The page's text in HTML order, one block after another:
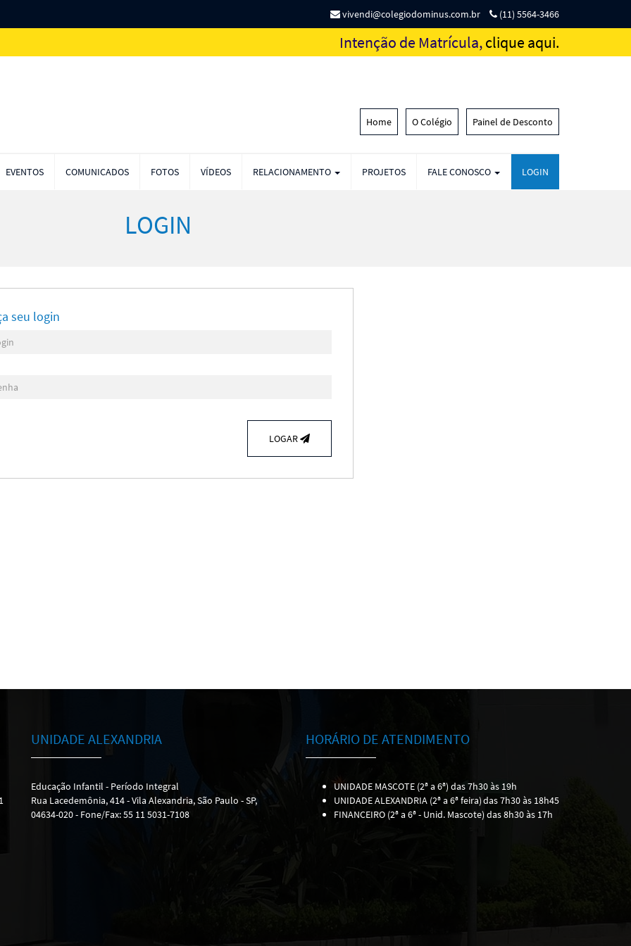
vivendi@colegiodominus.com.br (11) 5564-3466
Intenção de Matrícula,clique aqui.
Home O Colégio Painel de Desconto
EVENTOS COMUNICADOS FOTOS VÍDEOS RELACIONAMENTO PROJETOS FALE CONOSCO LOGIN
LOGIN
seu login
LOGAR
UNIDADE ALEXANDRIA
Educação Infantil - Período Integral
Rua Lacedemônia, 414 - Vila Alexandria, São Paulo - SP,
04634-020 - Fone/Fax: 55 11 5031-7108
HORÁRIO DE ATENDIMENTO
UNIDADE MASCOTE (2ª a 6ª) das 7h30 às 19h
UNIDADE ALEXANDRIA (2ª a 6ª feira)das 7h30 às 18h45
FINANCEIRO (2ª a 6ª - Unid. Mascote) das 8h30 às 17h